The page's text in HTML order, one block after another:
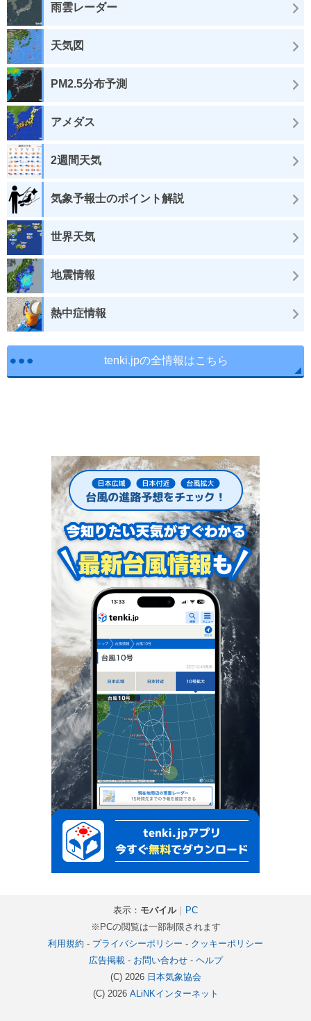
雨雲レーダー
天気図
PM2.5分布予測
アメダス
2週間天気
気象予報士のポイント解説
世界天気
地震情報
熱中症情報
tenki.jpの全情報はこちら
表示： モバイル｜ PC
※PCの閲覧は一部制限されます
利用規約 - プライバシーポリシー - クッキーポリシー
広告掲載- お問い合わせ- ヘルプ
(C) 2026 日本気象協会
(C) 2026 ALiNKインターネット